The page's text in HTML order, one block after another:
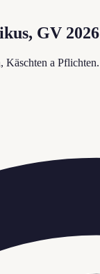
GV 2026
Käschten a Pflichten.